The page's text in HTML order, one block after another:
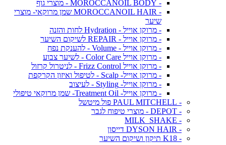
- MOROCCANOIL BODY - מוצרי גוף
- MOROCCANOIL HAIR שמן מרוקאי- מוצרי
שיער
- מרוקן אוייל - Hydration לחות והזנה
- מרוקן אוייל - REPAIR לשיקום השיער
- מרוקן אוייל - Volume - להענקת נפח
- מרוקן אוייל Color Care - לשיער צבוע
- מרוקן אוייל Frizz Control - לניטרול קרזול
- מרוקן אוייל- Scalp - לטיפול ואיזון הקרקפת
- מרוקן אוייל- Styling - לעיצוב
- מרוקן אוייל- Treatment Oil- שמן מרוקאי טיפולי
- PAUL MITCHELL פול מיטשל
- DEPOT - מוצרי טיפוח לגבר
- MILK_SHAKE
- DYSON HAIR דייסון
- K18 תיקון ושיקום השיער